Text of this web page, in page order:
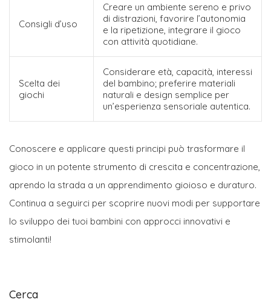
Consigli d’uso
Creare un ambiente sereno e privo
di distrazioni, favorire l’autonomia
e la ripetizione, integrare il gioco
con attività quotidiane.
Scelta dei
giochi
Considerare età, capacità, interessi
del bambino; preferire materiali
naturali e design semplice per
un’esperienza sensoriale autentica.
Conoscere e applicare questi principi può trasformare il
gioco in un potente strumento di crescita e concentrazione,
aprendo la strada a un apprendimento gioioso e duraturo.
Continua a seguirci per scoprire nuovi modi per supportare
lo sviluppo dei tuoi bambini con approcci innovativi e
stimolanti!
Cerca